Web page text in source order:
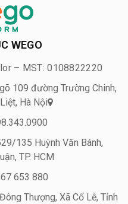
WEGO
– MST: 0108822220
109 đường Trường Chinh,
Hà Nội
135 Huỳnh Văn Bánh,
TP. HCM
653 880
Thượng, Xã Cổ Lễ, Tỉnh